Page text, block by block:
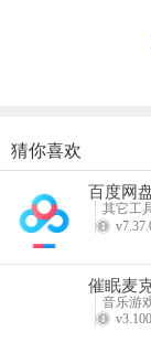
猜你喜欢
百度网
其它工
催眠麦
音乐游